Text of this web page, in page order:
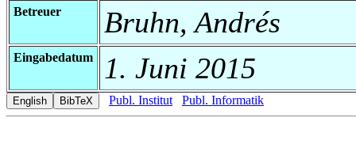
Betreuer Bruhn, Andrés
Eingabedatum 1. Juni 2015
Publ. Institut Publ. Informatik